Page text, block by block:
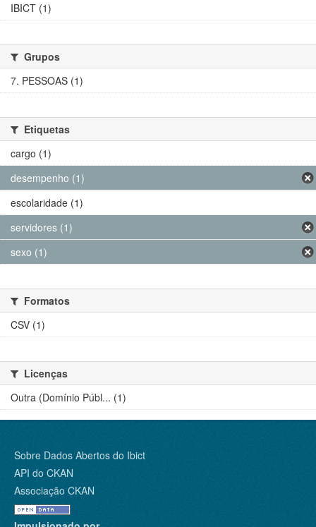
IBICT (1)
Grupos
7. PESSOAS (1)
Etiquetas
cargo (1)
desempenho (1)
escolaridade (1)
servidores (1)
sexo (1)
Formatos
CSV (1)
Licenças
Outra (Domínio Públ... (1)
Sobre Dados Abertos do Ibict
API do CKAN
Associação CKAN